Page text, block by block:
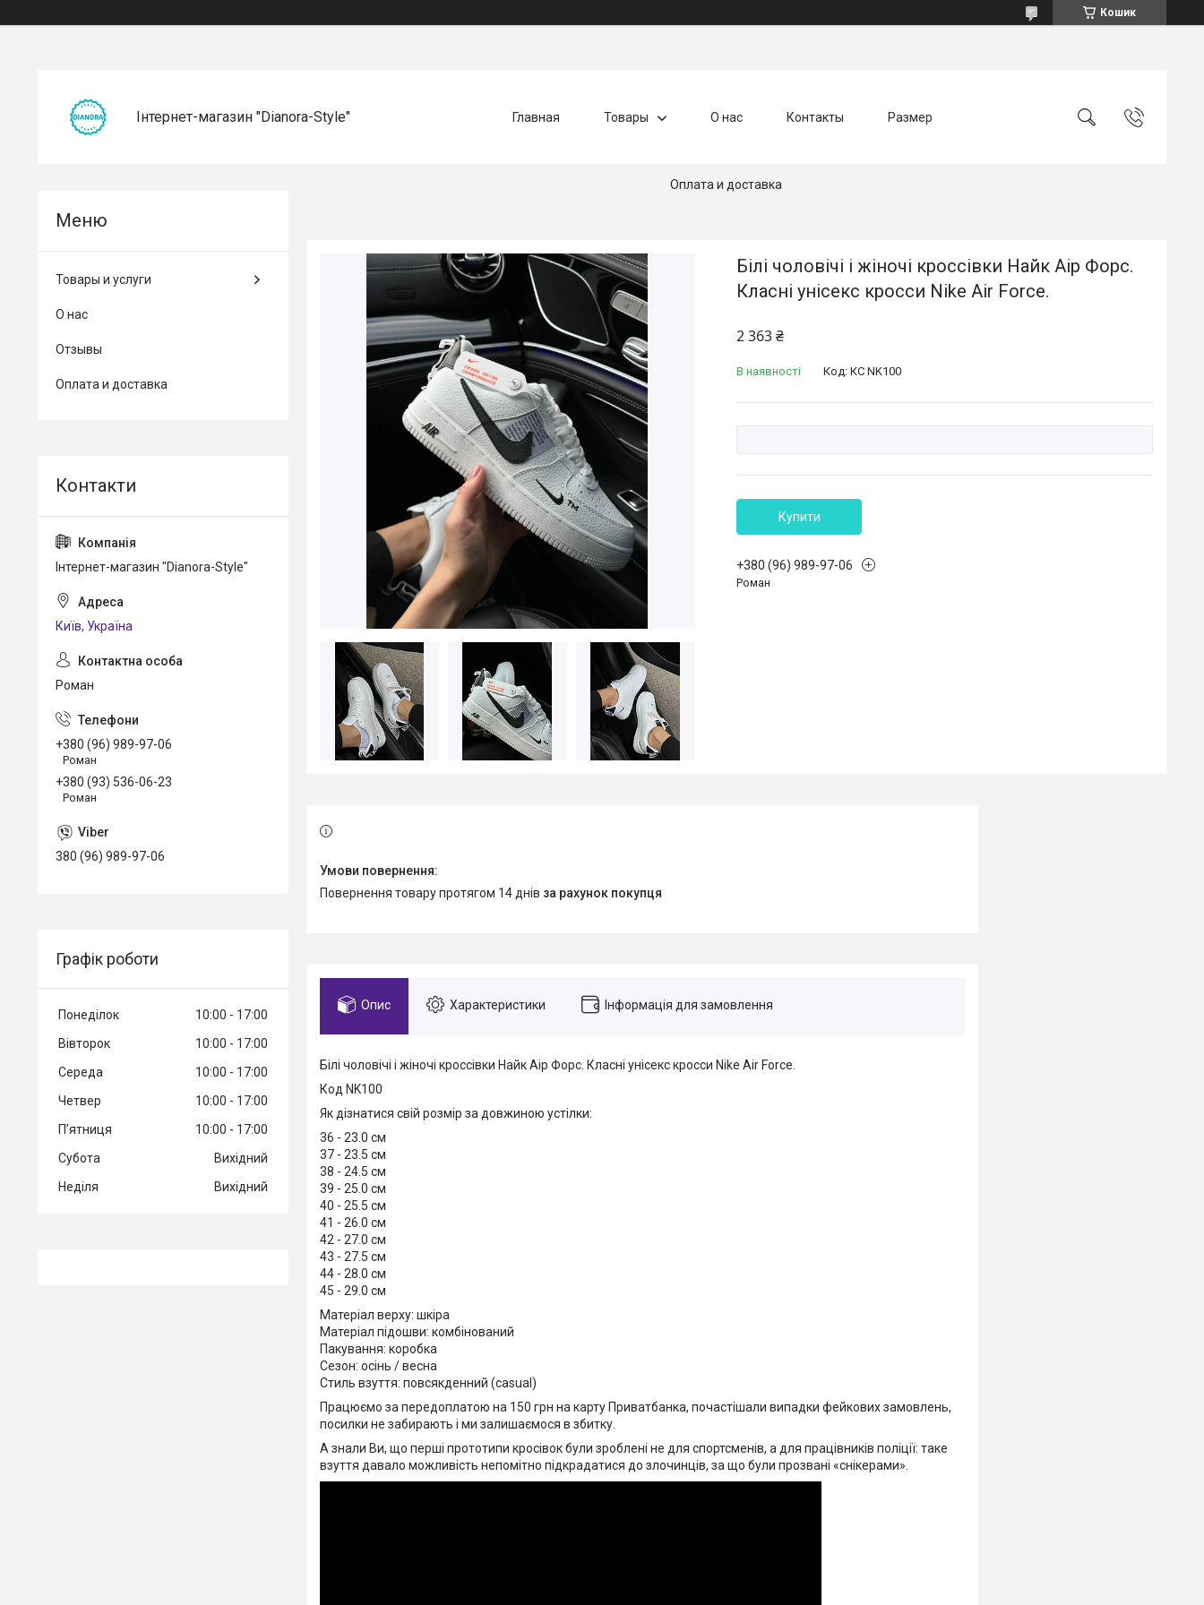
Кошик
Інтернет-магазин "Dianora-Style" Главная Товары О нас Контакты Размер
Оплата и доставка
Білі чоловічі і жіночі кроссівки Найк Аір Форс.
Класні унісекс кросси Nike Air Force.
2 363 ₴
В наявності Код: КС NK100
Купити
+380 (96) 989-97-06
Роман
повернення товару протягом 14 днів за рахунок покупця
Опис Характеристики Інформація для замовлення
Білі чоловічі і жіночі кроссівки Найк Аір Форс. Класні унісекс кросси Nike Air Force.
Код NK100
Як дізнатися свій розмір за довжиною устілки:
36 - 23.0 см
37 - 23.5 см
38 - 24.5 см
39 - 25.0 см
40 - 25.5 см
41 - 26.0 см
42 - 27.0 см
43 - 27.5 см
44 - 28.0 см
45 - 29.0 см
Матеріал верху: шкіра
Матеріал підошви: комбінований
Пакування: коробка
Сезон: осінь / весна
Стиль взуття: повсякденний (casual)
Працюємо за передоплатою на 150 грн на карту Приватбанка, почастішали випадки фейкових замовлень,
посилки не забирають і ми залишаємося в збитку.
А знали Ви, що перші прототипи кросівок були зроблені не для спортсменів, а для працівників поліції: таке
взуття давало можливість непомітно підкрадатися до злочинців, за що були прозвані «снікерами».
Товары и услуги
О нас
Отзывы
Оплата и доставка
Інтернет-магазин "Dianora-Style"
Київ, Україна
Роман
+380 (96) 989-97-06
Роман
+380 (93) 536-06-23
Роман
380 (96) 989-97-06
Графік роботи
Понеділок 10:00
17:00
Вівторок
10:00
17:00
Середа
10:00
17:00
Четвер
10:00
17:00
Пʼятниця
10:00
17:00
Субота
Вихідний
Неділя
Вихідний